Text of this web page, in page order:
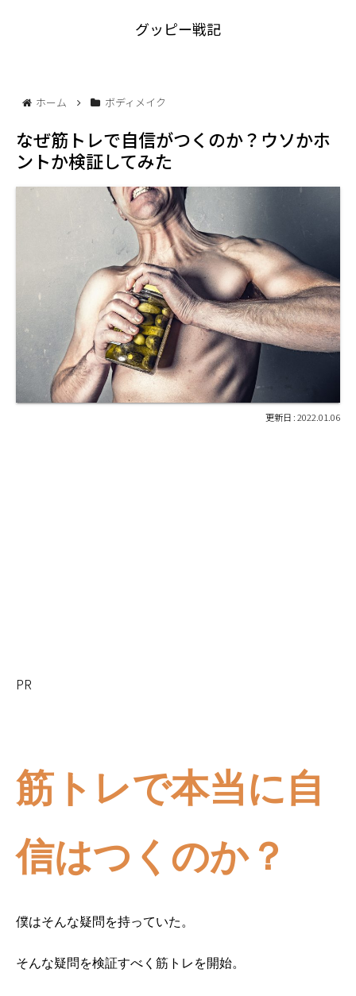
グッピー戦記
ホーム ボディメイク
なぜ筋トレで自信がつくのか？ウソかホ
ントか検証してみた
2022.01.06
PR
筋トレで本当に自
信はつくのか？
僕はそんな疑問を持っていた。
そんな疑問を検証すべく筋トレを開始。